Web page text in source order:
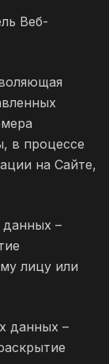
Веб-
в процессе
на Сайте,
данных –
лицу или
данных –